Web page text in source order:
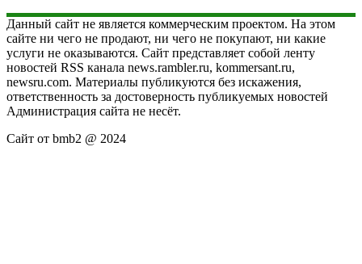
Данный сайт не является коммерческим проектом. На этом
сайте ни чего не продают, ни чего не покупают, ни какие
услуги не оказываются. Сайт представляет собой ленту
новостей RSS канала news.rambler.ru, kommersant.ru,
newsru.com. Материалы публикуются без искажения,
ответственность за достоверность публикуемых новостей
Администрация сайта не несёт.
Сайт от bmb2 @ 2024